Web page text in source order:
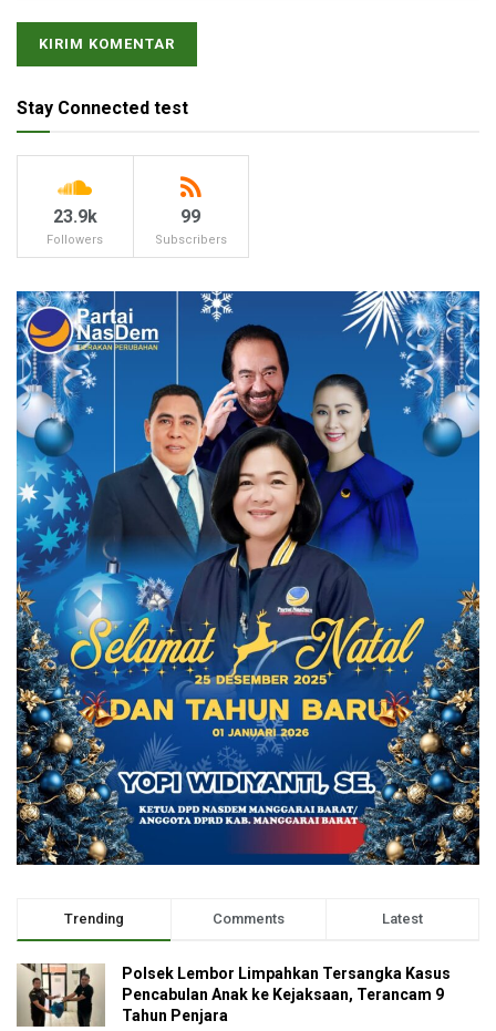
Stay Connected test
23.9k
Followers
99
Subscribers
Trending Comments Latest
Polsek Lembor Limpahkan Tersangka Kasus
Pencabulan Anak ke Kejaksaan, Terancam 9
Tahun Penjara